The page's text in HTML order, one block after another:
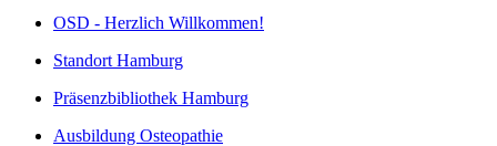
OSD - Herzlich Willkommen!
Standort Hamburg
Präsenzbibliothek Hamburg
Ausbildung Osteopathie